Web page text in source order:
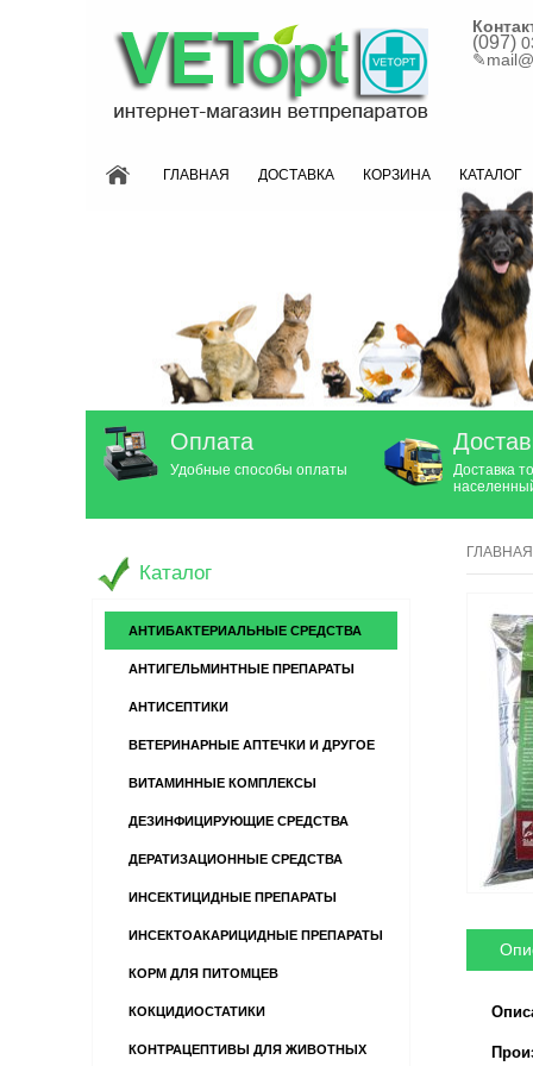
(097)
✎
ГЛАВНАЯ ДОСТАВКА КОРЗИНА КАТАЛОГ
Оплата
Удобные способы оплаты
Доставка
ГЛАВНАЯ
Каталог
АНТИБАКТЕРИАЛЬНЫЕ СРЕДСТВА
АНТИГЕЛЬМИНТНЫЕ ПРЕПАРАТЫ
АНТИСЕПТИКИ
ВЕТЕРИНАРНЫЕ АПТЕЧКИ И ДРУГОЕ
ВИТАМИННЫЕ КОМПЛЕКСЫ
ДЕЗИНФИЦИРУЮЩИЕ СРЕДСТВА
ДЕРАТИЗАЦИОННЫЕ СРЕДСТВА
ИНСЕКТИЦИДНЫЕ ПРЕПАРАТЫ
ИНСЕКТОАКАРИЦИДНЫЕ ПРЕПАРАТЫ
КОРМ ДЛЯ ПИТОМЦЕВ
КОКЦИДИОСТАТИКИ
КОНТРАЦЕПТИВЫ ДЛЯ ЖИВОТНЫХ